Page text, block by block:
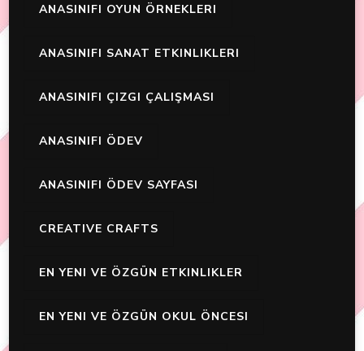
ANASINIFI OYUN ÖRNEKLERI
ANASINIFI SANAT ETKINLIKLERI
ANASINIFI ÇIZGI ÇALIŞMASI
ANASINIFI ÖDEV
ANASINIFI ÖDEV SAYFASI
CREATIVE CRAFTS
EN YENI VE ÖZGÜN ETKINLIKLER
EN YENI VE ÖZGÜN OKUL ÖNCESI